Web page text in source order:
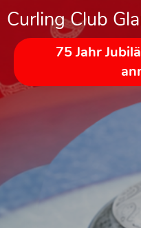
Curling Club
75 Jahr